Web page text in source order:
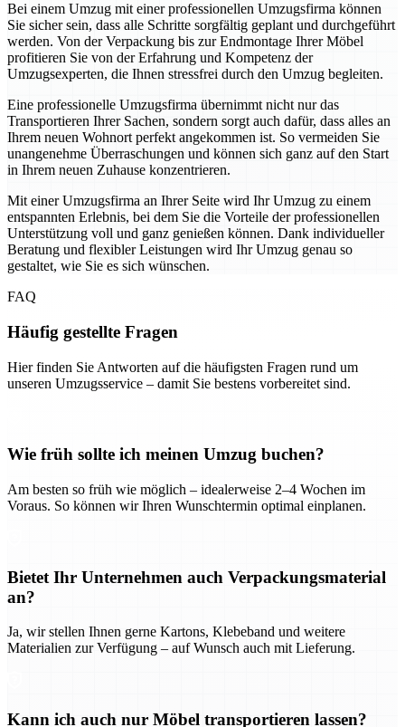
Bei einem Umzug mit einer professionellen Umzugsfirma können
Sie sicher sein, dass alle Schritte sorgfältig geplant und durchgeführt
werden. Von der Verpackung bis zur Endmontage Ihrer Möbel
profitieren Sie von der Erfahrung und Kompetenz der
Umzugsexperten, die Ihnen stressfrei durch den Umzug begleiten.
Eine professionelle Umzugsfirma übernimmt nicht nur das
Transportieren Ihrer Sachen, sondern sorgt auch dafür, dass alles an
Ihrem neuen Wohnort perfekt angekommen ist. So vermeiden Sie
unangenehme Überraschungen und können sich ganz auf den Start
in Ihrem neuen Zuhause konzentrieren.
Mit einer Umzugsfirma an Ihrer Seite wird Ihr Umzug zu einem
entspannten Erlebnis, bei dem Sie die Vorteile der professionellen
Unterstützung voll und ganz genießen können. Dank individueller
Beratung und flexibler Leistungen wird Ihr Umzug genau so
gestaltet, wie Sie es sich wünschen.
FAQ
Häufig gestellte Fragen
Hier finden Sie Antworten auf die häufigsten Fragen rund um
unseren Umzugsservice – damit Sie bestens vorbereitet sind.
Wie früh sollte ich meinen Umzug buchen?
Am besten so früh wie möglich – idealerweise 2–4 Wochen im
Voraus. So können wir Ihren Wunschtermin optimal einplanen.
Bietet Ihr Unternehmen auch Verpackungsmaterial
an?
Ja, wir stellen Ihnen gerne Kartons, Klebeband und weitere
Materialien zur Verfügung – auf Wunsch auch mit Lieferung.
Kann ich auch nur Möbel transportieren lassen?